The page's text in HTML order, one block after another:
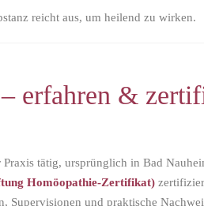
reicht aus, um heilend zu wirken.
erfahren &
tätig, ursprünglich in Bad
Homöopathie-Zertifikat)
Supervisionen und praktische